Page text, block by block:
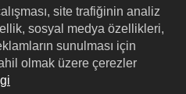
site trafiğinin analiz
sosyal medya özellikleri,
sunulması için
olmak üzere çerezler